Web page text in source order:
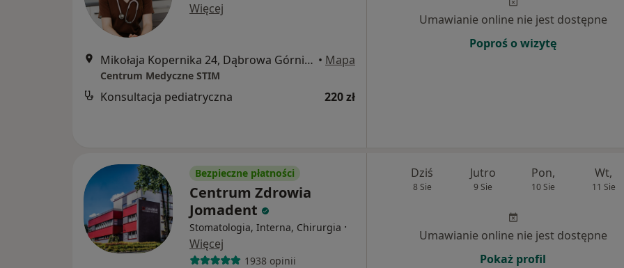
Więcej
Mikołaja Kopernika 24, Dąbrowa Górnicza • Mapa
Centrum Medyczne STIM
Konsultacja pediatryczna 220 zł
Umawianie online nie jest dostępne
Poproś o wizytę
Bezpieczne płatności
Centrum Zdrowia
Jomadent
Stomatologia, Interna, Chirurgia ·
Więcej
1938 opinii
Dziś
8 Sie
Jutro
9 Sie
Pon,
10 Sie
Wt,
11 Sie
Umawianie online nie jest dostępne
Pokaż profil